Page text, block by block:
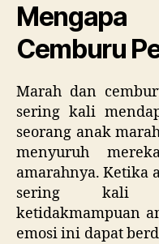
Cemburu
Marah dan
sering kali
seorang anak
menyuruh
amarahnya. Ketika
sering kali
ketidakmampuan
emosi ini dapat